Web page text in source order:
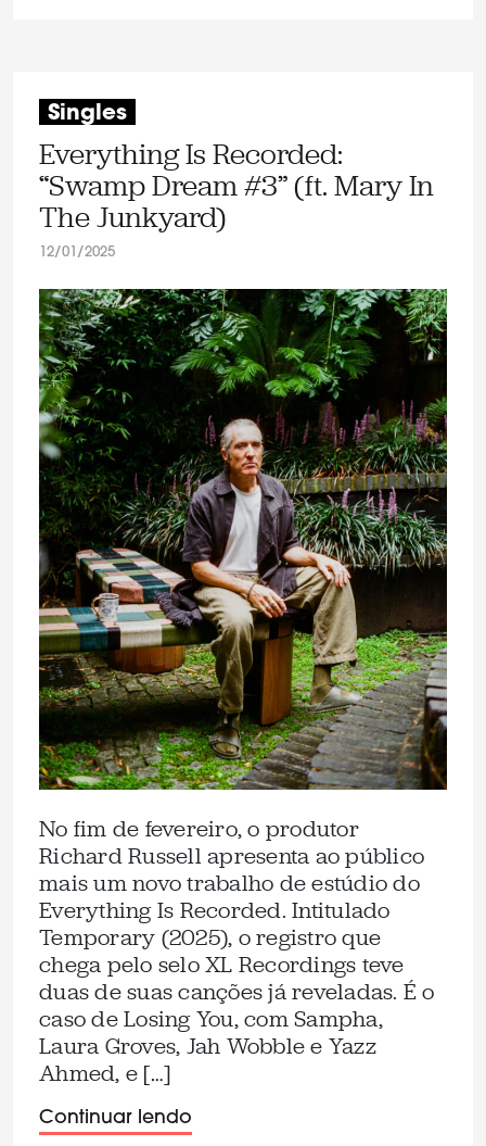
Singles
Everything Is Recorded:
“Swamp Dream #3” (ft. Mary In
The Junkyard)
12/01/2025
No fim de fevereiro, o produtor
Richard Russell apresenta ao público
mais um novo trabalho de estúdio do
Everything Is Recorded. Intitulado
Temporary (2025), o registro que
chega pelo selo XL Recordings teve
duas de suas canções já reveladas. É o
caso de Losing You, com Sampha,
Laura Groves, Jah Wobble e Yazz
Ahmed, e […]
Continuar lendo